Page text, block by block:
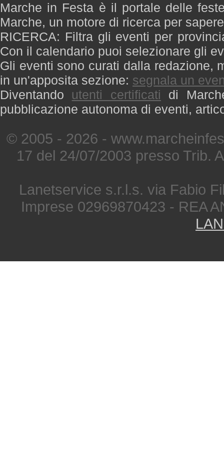
Marche in Festa è il portale delle
Marche, un motore di ricerca per
RICERCA: Filtra gli eventi per
Con il calendario puoi selezionare gli
Gli eventi sono curati dalla redazione,
in un'apposita sezione: segnala un
Diventando utenti certificati di
pubblicazione autonoma di eventi,
© 2005 - 2026 -
17 del 24/07/2003 presso Trib.
Lanetservice s.r.l.s. via Fabio
Imprese 02969870423 - REA